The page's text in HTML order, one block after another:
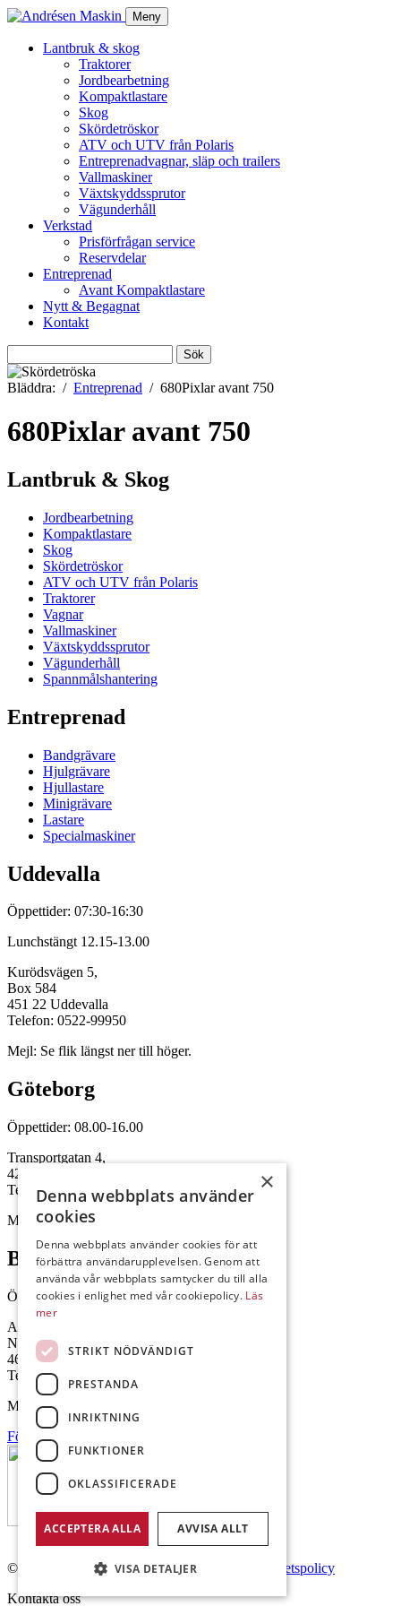
Meny
Lantbruk & skog
Traktorer
Jordbearbetning
Kompaktlastare
Skog
Skördetröskor
ATV och UTV från Polaris
Entreprenadvagnar, släp och trailers
Vallmaskiner
Växtskyddssprutor
Vägunderhåll
Verkstad
Prisförfrågan service
Reservdelar
Entreprenad
Avant Kompaktlastare
Nytt & Begagnat
Kontakt
efter:
Bläddra:
Entreprenad 680Pixlar avant 750
680Pixlar avant 750
Lantbruk & Skog
Jordbearbetning
Kompaktlastare
Skog
Skördetröskor
ATV och UTV från Polaris
Traktorer
Vagnar
Vallmaskiner
Växtskyddssprutor
Vägunderhåll
Spannmålshantering
Entreprenad
Bandgrävare
Hjulgrävare
Hjullastare
Minigrävare
Lastare
Specialmaskiner
Uddevalla
Öppettider: 07:30-16:30
Lunchstängt 12.15-13.00
Kurödsvägen 5,
Box 584
451 22 Uddevalla
Telefon: 0522-99950
Mejl: Se flik längst ner till höger.
Göteborg
Öppettider: 08.00-16.00
Transportgatan 4,
422 46 Hisings Backa
Telefon: 0708-115352
Mejl: Se flik längst ner till höger.
Brålanda
Öppettider: 07:00-16:00
Andrésen Maskin i Brålanda AB
Nuntorp 301
464 64 Brålanda
Telefon: 0521-57 57 30
Mejl: Se flik längst ner till höger.
Följ oss på Facebook
© Copyright 2026 Andrésen Maskin AB.
Integritetspolicy
Kontakta oss
×
Denna webbplats använder
cookies
Denna webbplats använder cookies för att
förbättra användarupplevelsen. Genom att
använda vår webbplats samtycker du till alla
cookies i enlighet med vår cookiepolicy. Läs
mer
STRIKT NÖDVÄNDIGT
PRESTANDA
INRIKTNING
FUNKTIONER
OKLASSIFICERADE
ACCEPTERA ALLA AVVISA ALLT
VISA DETALJER